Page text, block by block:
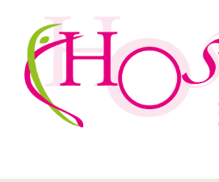
inhoud